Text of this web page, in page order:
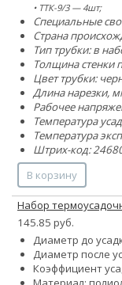
• ТТК-9/3 — 4шт;
Специальные
Страна
Тип трубки: в
Толщина стенки
Цвет трубки:
Длина нарезки,
Рабочее
Температура
Температура
Штрих-код:
В корзину
Набор
145.85 руб.
Диаметр до
Диаметр после
Коэффициент